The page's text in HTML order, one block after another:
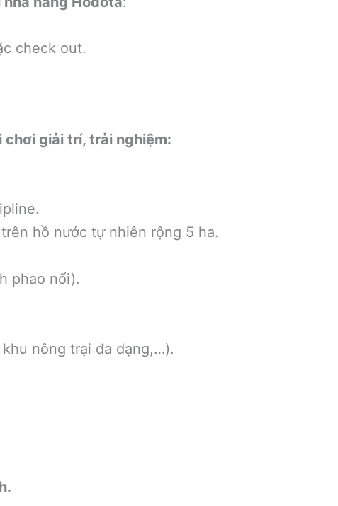
check out.
chơi giải trí, trải nghiệm:
hồ nước tự nhiên rộng 5 ha.
phao nổi).
nông trại đa dạng,…).